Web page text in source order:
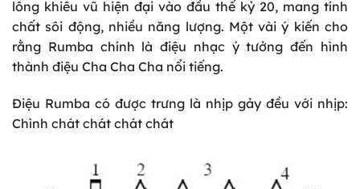
lông khiêu vũ hiện đại vào đầu thế kỷ 20, mang tính
chất sôi động, nhiều năng lượng. Một vài ý kiến cho
rằng Rumba chính là điệu nhạc ý tưởng đến hình
thành điệu Cha Cha Cha nổi tiếng.
Điệu Rumba có được trưng là nhịp gảy đều với nhịp:
Chình chát chát chát chát